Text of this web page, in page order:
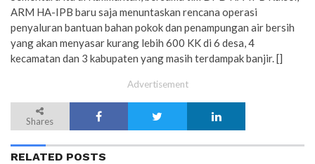
ARM HA-IPB baru saja menuntaskan rencana operasi
penyaluran bantuan bahan pokok dan penampungan air bersih
yang akan menyasar kurang lebih 600 KK di 6 desa, 4
kecamatan dan 3 kabupaten yang masih terdampak banjir. []
Advertisement
Shares
RELATED POSTS